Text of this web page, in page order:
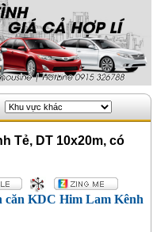
Tẻ, DT 10x20m, có
căn KDC Him Lam Kênh